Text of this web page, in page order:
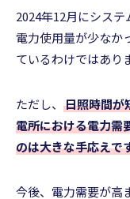
2024年12月にシス
電力使用量が少なか
ているわけではあり
ただし、 日照時間が
電所における電力需
のは大きな手応えで
今後、電力需要が高